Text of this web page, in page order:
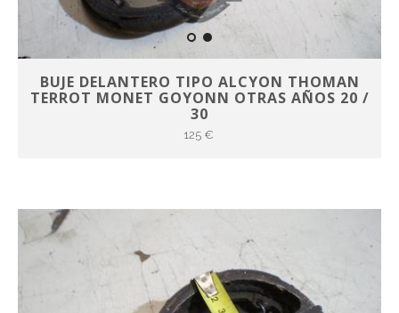
BUJE DELANTERO TIPO ALCYON THOMAN
TERROT MONET GOYONN OTRAS AÑOS 20 /
30
125 €